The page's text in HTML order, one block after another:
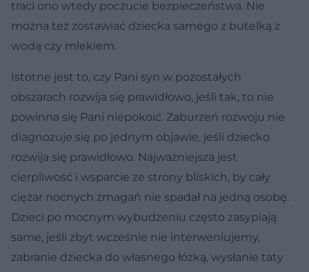
traci ono wtedy poczucie bezpieczeństwa. Nie
można też zostawiać dziecka samego z butelką z
wodą czy mlekiem.
Istotne jest to, czy Pani syn w pozostałych
obszarach rozwija się prawidłowo, jeśli tak, to nie
powinna się Pani niepokoić. Zaburzeń rozwoju nie
diagnozuje się po jednym objawie, jeśli dziecko
rozwija się prawidłowo. Najważniejsza jest
cierpliwość i wsparcie ze strony bliskich, by cały
ciężar nocnych zmagań nie spadał na jedną osobę.
Dzieci po mocnym wybudzeniu często zasypiają
same, jeśli zbyt wcześnie nie interweniujemy,
zabranie dziecka do własnego łózką, wysłanie taty